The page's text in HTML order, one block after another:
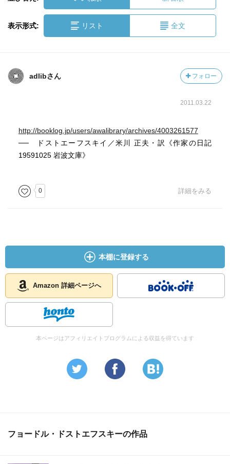
表示形式: リスト 全文
adlibさん フォロー
2011.03.22
http://booklog.jp/users/awalibrary/archives/4003261577
── ドストエーフスキイ／米川 正夫・訳《作家の日記
19591025 岩波文庫》
0 詳細をみる
本棚に登録する
Amazon 詳細ページへ
本ページはアフィリエイトプログラムによる収益を得ています
フョードル・ドストエフスキーの作品